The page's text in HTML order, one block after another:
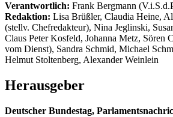
Verantwortlich: Frank Bergmann
Redaktion: Lisa Brüßler, Claudia Heine,
(stellv. Chefredakteur), Nina Jeglinski,
Claus Peter Kosfeld, Johanna Metz, Sören
vom Dienst), Sandra Schmid, Michael
Helmut Stoltenberg, Alexander Weinlein
Herausgeber
Deutscher Bundestag,